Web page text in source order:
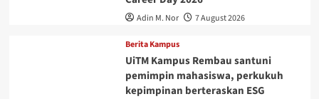
Adin M. Nor 7 August 2026
Berita Kampus
UiTM Kampus Rembau santuni
pemimpin mahasiswa, perkukuh
kepimpinan berteraskan ESG